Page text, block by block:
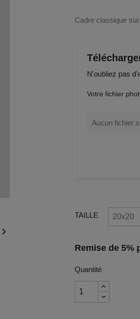

Cadre classique
N'oubliez pas
Votre fichier
Aucun fichier
TAILLE
Remise de 5%
Quantité